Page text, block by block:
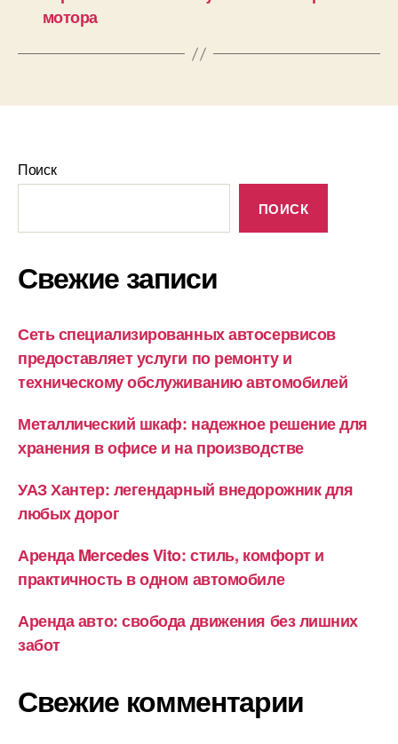
мотора
Поиск
ПОИСК
Свежие записи
Сеть специализированных автосервисов
предоставляет услуги по ремонту и
техническому обслуживанию автомобилей
Металлический шкаф: надежное решение для
хранения в офисе и на производстве
УАЗ Хантер: легендарный внедорожник для
любых дорог
Аренда Mercedes Vito: стиль, комфорт и
практичность в одном автомобиле
Аренда авто: свобода движения без лишних
забот
Свежие комментарии